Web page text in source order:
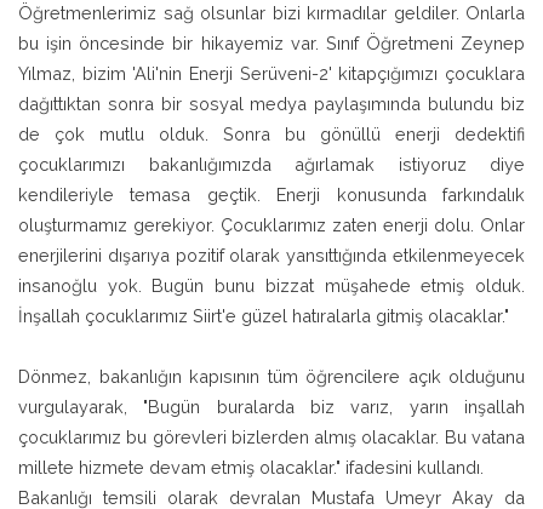
Öğretmenlerimiz sağ olsunlar bizi kırmadılar geldiler. Onlarla
bu işin öncesinde bir hikayemiz var. Sınıf Öğretmeni Zeynep
Yılmaz, bizim 'Ali'nin Enerji Serüveni-2' kitapçığımızı çocuklara
dağıttıktan sonra bir sosyal medya paylaşımında bulundu biz
de çok mutlu olduk. Sonra bu gönüllü enerji dedektifi
çocuklarımızı bakanlığımızda ağırlamak istiyoruz diye
kendileriyle temasa geçtik. Enerji konusunda farkındalık
oluşturmamız gerekiyor. Çocuklarımız zaten enerji dolu. Onlar
enerjilerini dışarıya pozitif olarak yansıttığında etkilenmeyecek
insanoğlu yok. Bugün bunu bizzat müşahede etmiş olduk.
İnşallah çocuklarımız Siirt'e güzel hatıralarla gitmiş olacaklar."
Dönmez, bakanlığın kapısının tüm öğrencilere açık olduğunu
vurgulayarak, "Bugün buralarda biz varız, yarın inşallah
çocuklarımız bu görevleri bizlerden almış olacaklar. Bu vatana
millete hizmete devam etmiş olacaklar." ifadesini kullandı.
Bakanlığı temsili olarak devralan Mustafa Umeyr Akay da